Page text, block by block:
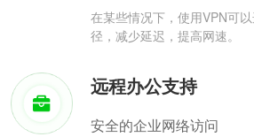
在某些情况下，使用VPN可
径，减少延迟，提高网速。
远程办公支持
安全的企业网络访问